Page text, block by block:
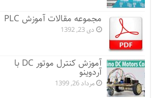
مجموعه مقالات آموزش PLC
دی 23, 1392
آموزش کنترل موتور DC با
آردوینو
مرداد 26, 1399